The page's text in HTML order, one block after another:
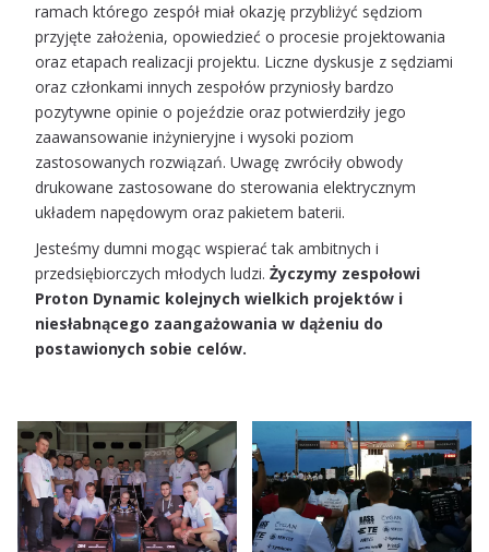
ramach którego zespół miał okazję przybliżyć sędziom
przyjęte założenia, opowiedzieć o procesie projektowania
oraz etapach realizacji projektu. Liczne dyskusje z sędziami
oraz członkami innych zespołów przyniosły bardzo
pozytywne opinie o pojeździe oraz potwierdziły jego
zaawansowanie inżynieryjne i wysoki poziom
zastosowanych rozwiązań. Uwagę zwróciły obwody
drukowane zastosowane do sterowania elektrycznym
układem napędowym oraz pakietem baterii.
Jesteśmy dumni mogąc wspierać tak ambitnych i
przedsiębiorczych młodych ludzi. Życzymy zespołowi
Proton Dynamic kolejnych wielkich projektów i
niesłabnącego zaangażowania w dążeniu do
postawionych sobie celów.